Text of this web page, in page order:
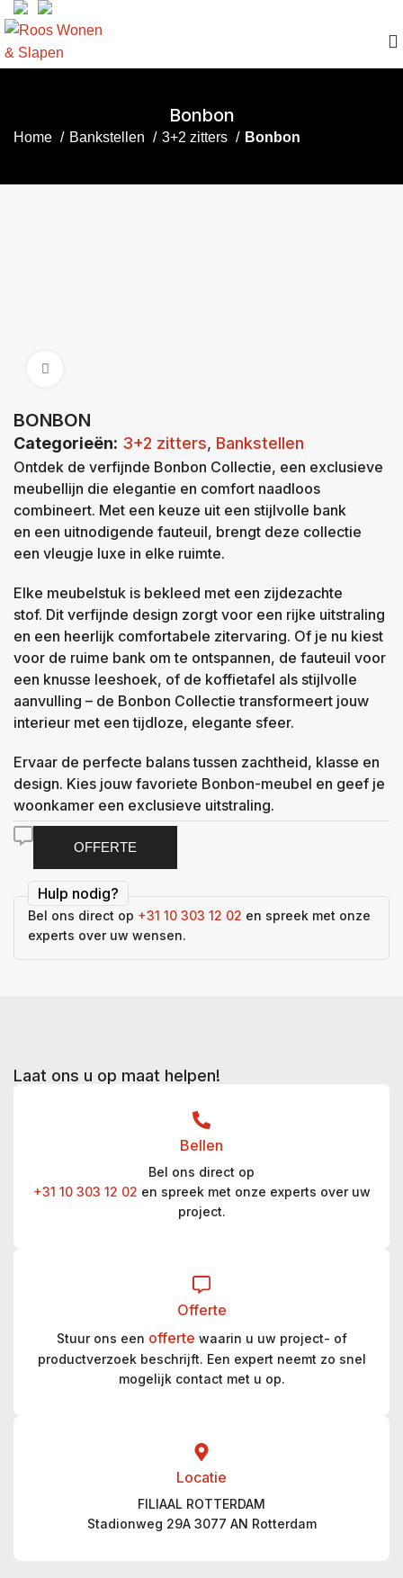
Bonbon
Home Bankstellen 3+2 zitters Bonbon
BONBON
Categorieën: 3+2 zitters, Bankstellen
Ontdek de verfijnde Bonbon Collectie, een exclusieve
meubellijn die elegantie en comfort naadloos
combineert. Met een keuze uit een stijlvolle bank
en een uitnodigende fauteuil, brengt deze collectie
een vleugje luxe in elke ruimte.
Elke meubelstuk is bekleed met een zijdezachte
stof. Dit verfijnde design zorgt voor een rijke uitstraling
en een heerlijk comfortabele zitervaring. Of je nu kiest
voor de ruime bank om te ontspannen, de fauteuil voor
een knusse leeshoek, of de koffietafel als stijlvolle
aanvulling – de Bonbon Collectie transformeert jouw
interieur met een tijdloze, elegante sfeer.
Ervaar de perfecte balans tussen zachtheid, klasse en
design. Kies jouw favoriete Bonbon-meubel en geef je
woonkamer een exclusieve uitstraling.
OFFERTE
Hulp nodig?
Bel ons direct op +31 10 303 12 02 en spreek met onze
experts over uw wensen.
Laat ons u op maat helpen!
Bellen
Bel ons direct op
+31 10 303 12 02 en spreek met onze experts over uw
project.
Offerte
Stuur ons een offerte waarin u uw project- of
productverzoek beschrijft. Een expert neemt zo snel
mogelijk contact met u op.
Locatie
FILIAAL ROTTERDAM
Stadionweg 29A 3077 AN Rotterdam